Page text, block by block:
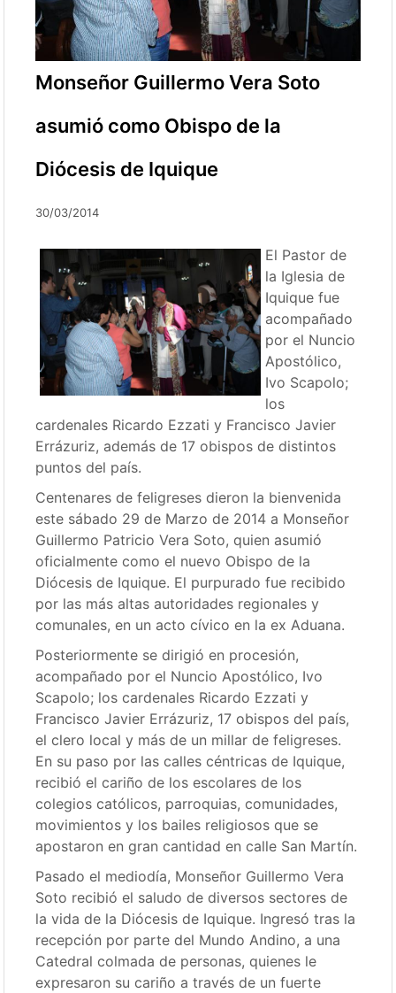
Monseñor Guillermo Vera Soto
asumió como Obispo de la
Diócesis de Iquique
30/03/2014
El Pastor de
la Iglesia de
Iquique fue
acompañado
por el Nuncio
Apostólico,
Ivo Scapolo;
los
cardenales Ricardo Ezzati y Francisco Javier
Errázuriz, además de 17 obispos de distintos
puntos del país.
Centenares de feligreses dieron la bienvenida
este sábado 29 de Marzo de 2014 a Monseñor
Guillermo Patricio Vera Soto, quien asumió
oficialmente como el nuevo Obispo de la
Diócesis de Iquique. El purpurado fue recibido
por las más altas autoridades regionales y
comunales, en un acto cívico en la ex Aduana.
Posteriormente se dirigió en procesión,
acompañado por el Nuncio Apostólico, Ivo
Scapolo; los cardenales Ricardo Ezzati y
Francisco Javier Errázuriz, 17 obispos del país,
el clero local y más de un millar de feligreses.
En su paso por las calles céntricas de Iquique,
recibió el cariño de los escolares de los
colegios católicos, parroquias, comunidades,
movimientos y los bailes religiosos que se
apostaron en gran cantidad en calle San Martín.
Pasado el mediodía, Monseñor Guillermo Vera
Soto recibió el saludo de diversos sectores de
la vida de la Diócesis de Iquique. Ingresó tras la
recepción por parte del Mundo Andino, a una
Catedral colmada de personas, quienes le
expresaron su cariño a través de un fuerte